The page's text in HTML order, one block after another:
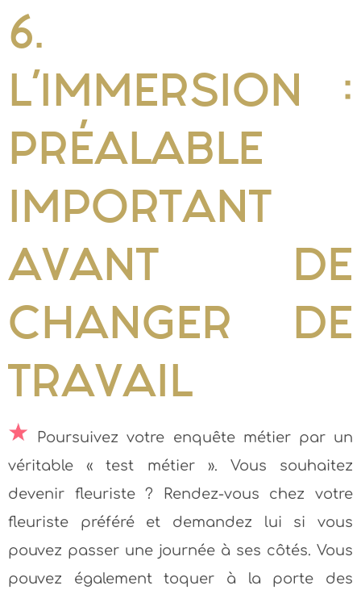
6.
L’IMMERSION :
PRÉALABLE
IMPORTANT
AVANT DE
CHANGER DE
TRAVAIL
Poursuivez votre enquête métier par un
véritable « test métier ». Vous souhaitez
devenir fleuriste ? Rendez-vous chez votre
fleuriste préféré et demandez lui si vous
pouvez passer une journée à ses côtés. Vous
pouvez également toquer à la porte des